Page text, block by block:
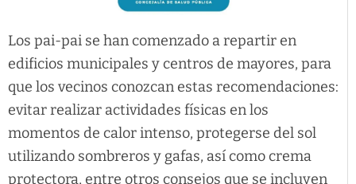
Los pai-pai se han comenzado a repartir en
edificios municipales y centros de mayores, para
que los vecinos conozcan estas recomendaciones:
evitar realizar actividades físicas en los
momentos de calor intenso, protegerse del sol
utilizando sombreros y gafas, así como crema
protectora, entre otros consejos que se incluyen